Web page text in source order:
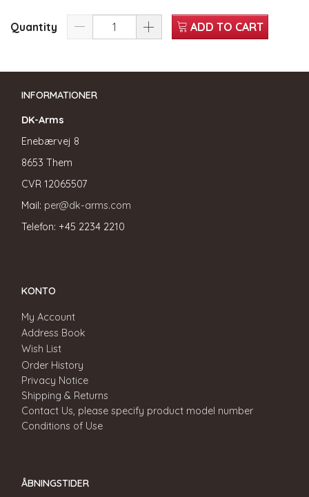
Quantity ADD TO CART
INFORMATIONER
DK-Arms
Enebærvej 8
8653 Them
CVR 12065507
Mail: per@dk-arms.com
Telefon: +45 2234 2210
KONTO
My Account
Address Book
Wish List
Order History
Privacy Notice
Shipping & Returns
Contact Us, please specify product model number
Conditions of Use
ÅBNINGSTIDER